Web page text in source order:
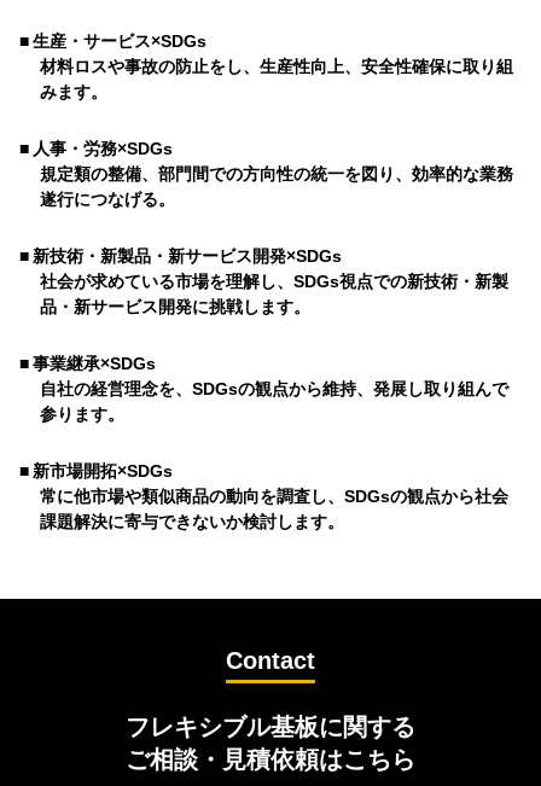
■生産・サービス×SDGs
材料ロスや事故の防止をし、生産性向上、安全性確保に取り組
みます。
■ 人事・労務×SDGs
規定類の整備、部門間での方向性の統一を図り、効率的な業務
遂行につなげる。
■ 新技術・新製品・新サービス開発×SDGs
社会が求めている市場を理解し、SDGs視点での新技術・新製
品・新サービス開発に挑戦します。
■事業継承×SDGs
自社の経営理念を、SDGsの観点から維持、発展し取り組んで
参ります。
■ 新市場開拓×SDGs
常に他市場や類似商品の動向を調査し、SDGsの観点から社会
課題解決に寄与できないか検討します。
Contact
フレキシブル基板に関する
ご相談・見積依頼はこちら